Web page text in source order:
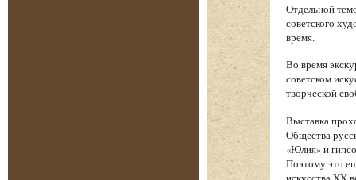
Отдельной
советского
время.
Во время
советском
творческой
Выставка
Общества
«Юлия» и
Поэтому это